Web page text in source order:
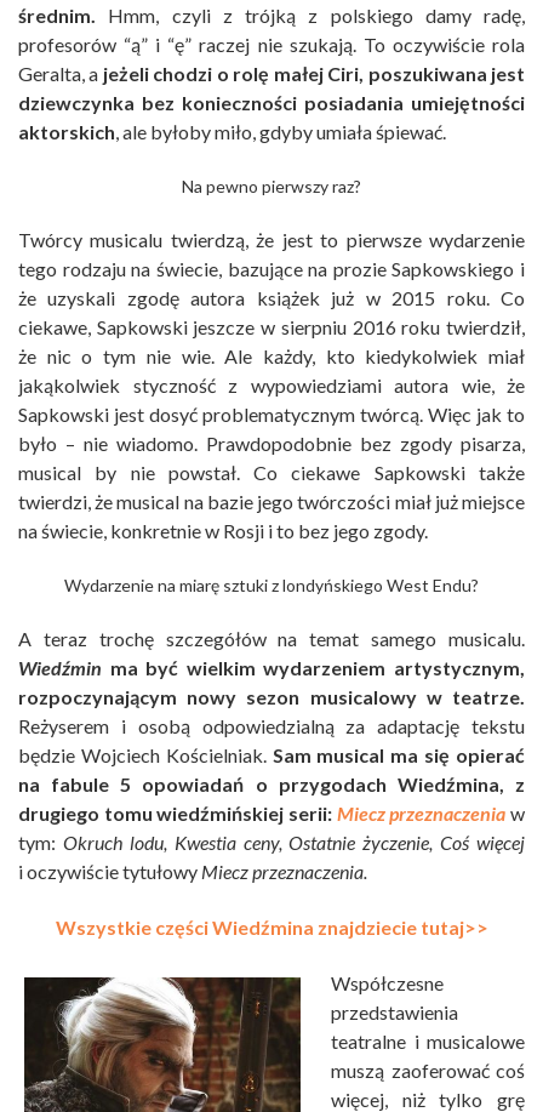
średnim. Hmm, czyli z trójką z polskiego damy radę,
profesorów “ą” i “ę” raczej nie szukają. To oczywiście rola
Geralta, a jeżeli chodzi o rolę małej Ciri, poszukiwana jest
dziewczynka bez konieczności posiadania umiejętności
aktorskich, ale byłoby miło, gdyby umiała śpiewać.
Na pewno pierwszy raz?
Twórcy musicalu twierdzą, że jest to pierwsze wydarzenie
tego rodzaju na świecie, bazujące na prozie Sapkowskiego i
że uzyskali zgodę autora książek już w 2015 roku. Co
ciekawe, Sapkowski jeszcze w sierpniu 2016 roku twierdził,
że nic o tym nie wie. Ale każdy, kto kiedykolwiek miał
jakąkolwiek styczność z wypowiedziami autora wie, że
Sapkowski jest dosyć problematycznym twórcą. Więc jak to
było – nie wiadomo. Prawdopodobnie bez zgody pisarza,
musical by nie powstał. Co ciekawe Sapkowski także
twierdzi, że musical na bazie jego twórczości miał już miejsce
na świecie, konkretnie w Rosji i to bez jego zgody.
Wydarzenie na miarę sztuki z londyńskiego West Endu?
A teraz trochę szczegółów na temat samego musicalu.
Wiedźmin ma być wielkim wydarzeniem artystycznym,
rozpoczynającym nowy sezon musicalowy w teatrze.
Reżyserem i osobą odpowiedzialną za adaptację tekstu
będzie Wojciech Kościelniak. Sam musical ma się opierać
na fabule 5 opowiadań o przygodach Wiedźmina, z
drugiego tomu wiedźmińskiej serii: Miecz przeznaczenia w
tym: Okruch lodu, Kwestia ceny, Ostatnie życzenie, Coś więcej
i oczywiście tytułowy Miecz przeznaczenia.
Wszystkie części Wiedźmina znajdziecie tutaj>>
Współczesne
przedstawienia
teatralne i musicalowe
muszą zaoferować coś
więcej, niż tylko grę